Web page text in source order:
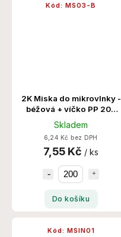
2K Miska do mikrovlnky -
béžová + víčko PP 200
Set/Krt
Skladem
6,24 Kč bez DPH
7,55 Kč / ks
Do košíku
Kód: MS03-B
Kód: MSIN01